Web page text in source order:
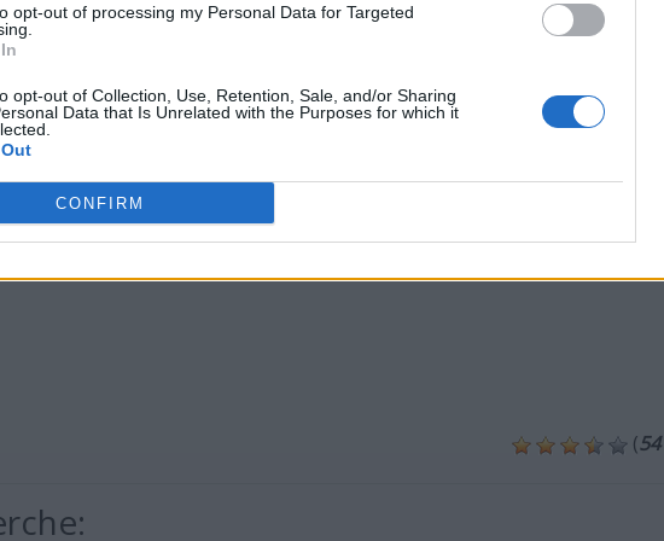
opt-out of processing my Personal Data for Targeted
opt-out of Collection, Use, Retention, Sale, and/or Sharing
Data that Is Unrelated with the Purposes for which it
CONFIRM
(54